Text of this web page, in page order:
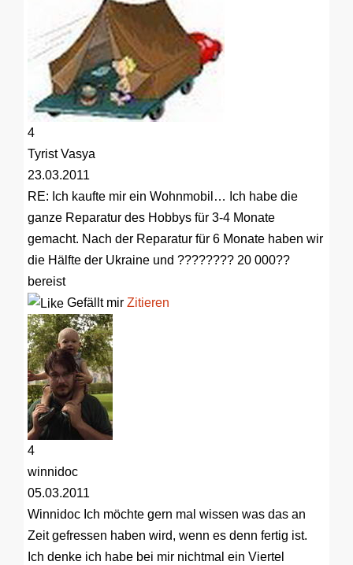
4
Tyrist Vasya
23.03.2011
RE: Ich kaufte mir ein Wohnmobil… Ich habe die
ganze Reparatur des Hobbys für 3-4 Monate
gemacht. Nach der Reparatur für 6 Monate haben wir
die Hälfte der Ukraine und ???????? 20 000??
bereist
Gefällt mir Zitieren
4
winnidoc
05.03.2011
Winnidoc Ich möchte gern mal wissen was das an
Zeit gefressen haben wird, wenn es denn fertig ist.
Ich denke ich habe bei mir nichtmal ein Viertel